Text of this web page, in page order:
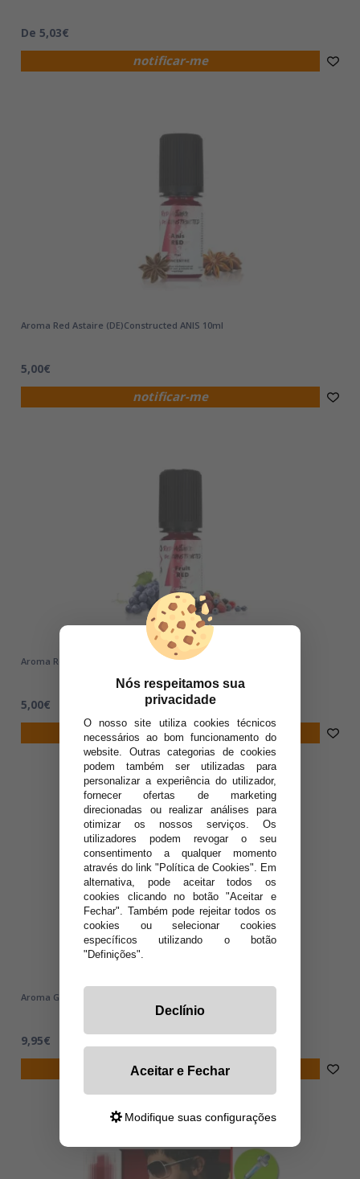
notificar-me
De 5,03€
notificar-me
Aroma Red Astaire (DE)Constructed ANIS 10ml
5,00€
notificar-me
Aroma Red Astaire (DE)Constructed RED FRUITS 10ml
5,00€
notificar-me
Aroma GIN´S ADDICTION T-Juice 30ml
9,95€
Nós respeitamos sua
privacidade
O nosso site utiliza cookies técnicos
necessários ao bom funcionamento do
website. Outras categorias de cookies
podem também ser utilizadas para
personalizar a experiência do utilizador,
fornecer ofertas de marketing
direcionadas ou realizar análises para
otimizar os nossos serviços. Os
utilizadores podem revogar o seu
consentimento a qualquer momento
através do link "Política de Cookies". Em
alternativa, pode aceitar todos os
cookies clicando no botão "Aceitar e
Fechar". Também pode rejeitar todos os
cookies ou selecionar cookies
específicos utilizando o botão
"Definições".
Declínio
Aceitar e Fechar
Modifique suas configurações